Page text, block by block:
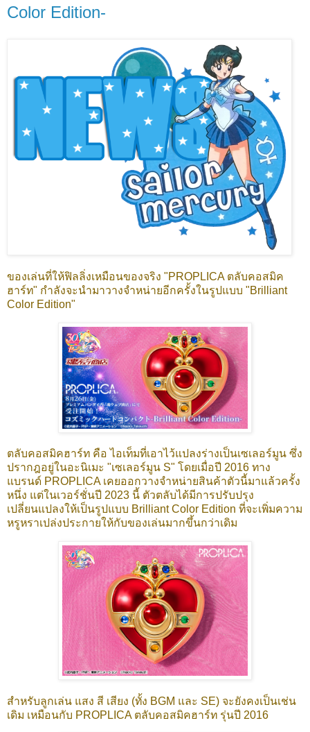
Color Edition-
ของเล่นที่ให้ฟิลลิ่งเหมือนของจริง "PROPLICA ตลับคอสมิค
ฮาร์ท" กำลังจะนำมาวางจำหน่ายอีกครั้งในรูปแบบ "Brilliant
Color Edition"
ตลับคอสมิคฮาร์ท คือ ไอเท็มที่เอาไว้แปลงร่างเป็นเซเลอร์มูน ซึ่ง
ปรากฎอยู่ในอะนิเมะ "เซเลอร์มูน S" โดยเมื่อปี 2016 ทาง
แบรนด์ PROPLICA เคยออกวางจำหน่ายสินค้าตัวนี้มาแล้วครั้ง
หนึ่ง แต่ในเวอร์ชั่นปี 2023 นี้ ตัวตลับได้มีการปรับปรุง
เปลี่ยนแปลงให้เป็นรูปแบบ Brilliant Color Edition ที่จะเพิ่มความ
หรูหราเปล่งประกายให้กับของเล่นมากขึ้นกว่าเดิม
สำหรับลูกเล่น แสง สี เสียง (ทั้ง BGM และ SE) จะยังคงเป็นเช่น
เดิม เหมือนกับ PROPLICA ตลับคอสมิคฮาร์ท รุ่นปี 2016